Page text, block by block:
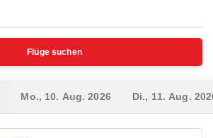
Flüge suchen
Mo., 10. Aug. 2026 Di., 11. Aug.